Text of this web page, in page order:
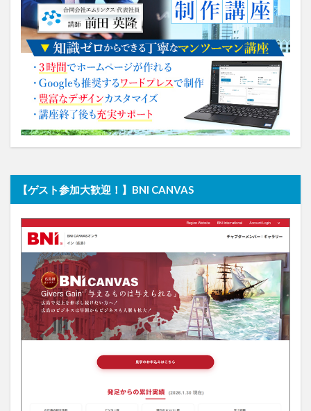
【ゲスト参加大歓迎！】BNI CANVAS